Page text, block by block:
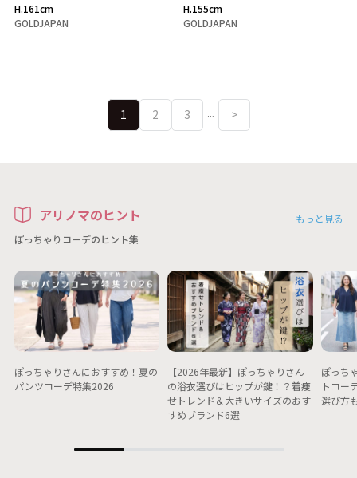
H.161cm
GOLDJAPAN
H.155cm
GOLDJAPAN
1 2 3 … >
アリノマのヒント
ぽっちゃりコーデのヒント集
もっと見る
ぽっちゃりさんにおすすめ！夏の
パンツコーデ特集2026
【2026年最新】ぽっちゃりさん
の浴衣選びはヒップが鍵！？着痩
せトレンド＆大きいサイズのおす
すめブランド6選
ぽっち
トコー
選び方